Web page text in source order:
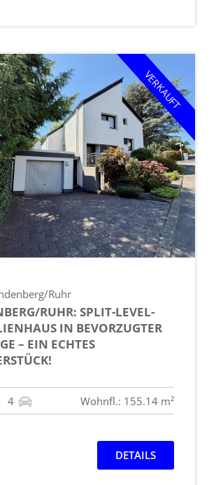
VERKAUFT
Ruhr
RUHR: SPLIT-LEVEL-
IN BEVORZUGTER
– EIN ECHTES
4 Wohnfl.: 155.14 m²
DETAILS